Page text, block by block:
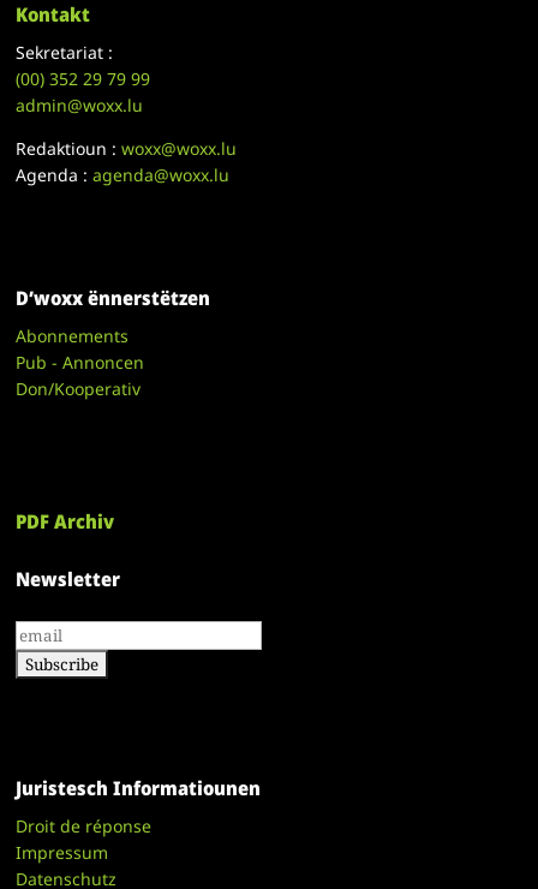
Kontakt
Sekretariat :
(00)352 29 79 99
admin@woxx.lu
Redaktioun :woxx@woxx.lu
Agenda :agenda@woxx.lu
D’woxx ënnerstëtzen
Abonnements
Pub - Annoncen
Don/Kooperativ
PDF Archiv
Newsletter
Juristesch Informatiounen
Droit de réponse
Impressum
Datenschutz